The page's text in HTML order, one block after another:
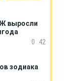
выросли
0
42
зодиака